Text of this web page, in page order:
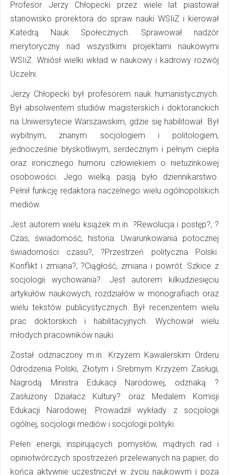
Profesor Jerzy Chłopecki przez wiele lat piastował
stanowisko prorektora do spraw nauki WSIiZ i kierował
Katedrą Nauk Społecznych. Sprawował nadzór
merytoryczny nad wszystkimi projektami naukowymi
WSIiZ. Wniósł wielki wkład w naukowy i kadrowy rozwój
Uczelni.
Jerzy Chłopecki był profesorem nauk humanistycznych.
Był absolwentem studiów magisterskich i doktoranckich
na Uniwersytecie Warszawskim, gdzie się habilitował. Był
wybitnym, znanym socjologiem i politologiem,
jednocześnie błyskotliwym, serdecznym i pełnym ciepła
oraz ironicznego humoru człowiekiem o nietuzinkowej
osobowości. Jego wielką pasją było dziennikarstwo.
Pełnił funkcję redaktora naczelnego wielu ogólnopolskich
mediów.
Jest autorem wielu książek m.in. ?Rewolucja i postęp?, ?
Czas, świadomość, historia. Uwarunkowania potocznej
świadomości czasu?, ?Przestrzeń polityczna Polski.
Konflikt i zmiana?, ?Ciągłość, zmiana i powrót. Szkice z
socjologii wychowania?. Jest autorem kilkudziesięciu
artykułów naukowych, rozdziałów w monografiach oraz
wielu tekstów publicystycznych. Był recenzentem wielu
prac doktorskich i habilitacyjnych. Wychował wielu
młodych pracowników nauki.
Został odznaczony m.in. Krzyżem Kawalerskim Orderu
Odrodzenia Polski, Złotym i Srebrnym Krzyżem Zasługi,
Nagrodą Ministra Edukacji Narodowej, odznaką ?
Zasłużony Działacz Kultury? oraz Medalem Komisji
Edukacji Narodowej. Prowadził wykłady z socjologii
ogólnej, socjologii mediów i socjologii polityki.
Pełen energii, inspirujących pomysłów, mądrych rad i
opiniotwórczych spostrzeżeń przelewanych na papier, do
końca aktywnie uczestniczył w życiu naukowym i poza